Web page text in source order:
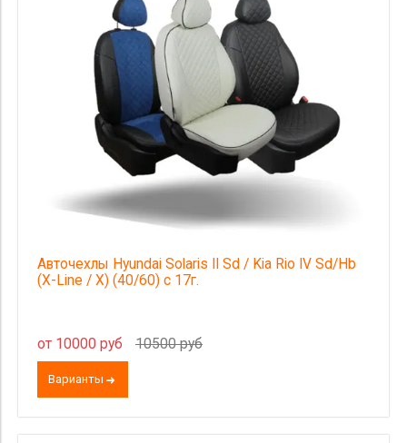
Авточехлы Hyundai Solaris II Sd / Kia Rio IV Sd/Hb
(X-Line / X) (40/60) с 17г.
от 10000 руб 10500 руб
Варианты